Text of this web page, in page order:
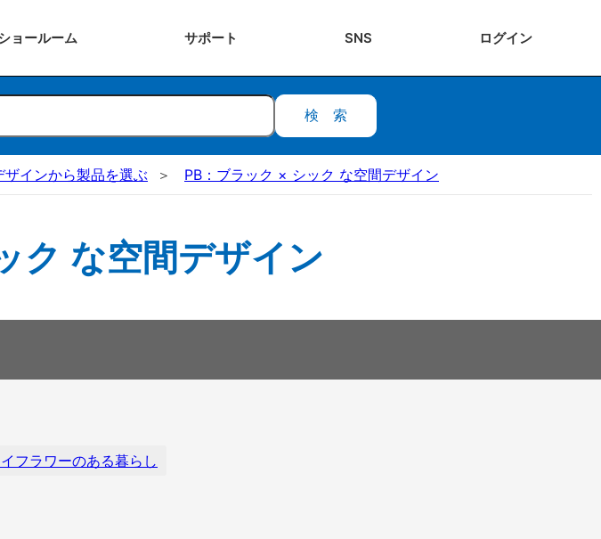
ョールーム サポート SNS ログイン
検索
ザインから製品を選ぶ PB：ブラック × シック な空間デザイン
ク な空間デザイン
イフラワーのある暮らし